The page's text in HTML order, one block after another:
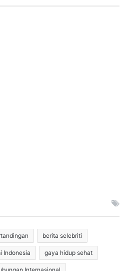
berita selebriti
Indonesia gaya hidup sehat